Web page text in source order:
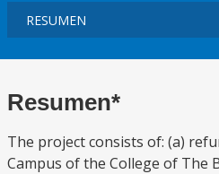
Resumen*
The project consists of: (a)
Campus of the College of The